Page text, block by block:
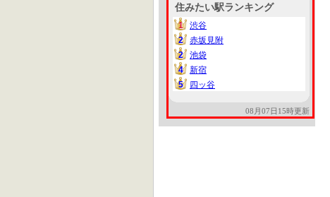
住みたい駅ランキング
1
1
渋谷
2
2
赤坂見附
2
2
池袋
4
4
新宿
5
5 四ッ谷
08月07日15時更新